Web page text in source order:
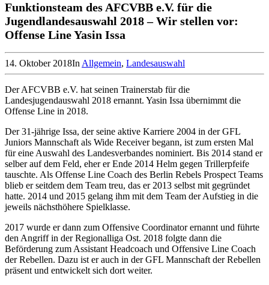
Funktionsteam des AFCVBB e.V. für die
Jugendlandesauswahl 2018 – Wir stellen vor:
Offense Line Yasin Issa
14. Oktober 2018In Allgemein, Landesauswahl
Der AFCVBB e.V. hat seinen Trainerstab für die
Landesjugendauswahl 2018 ernannt. Yasin Issa übernimmt die
Offense Line in 2018.
Der 31-jährige Issa, der seine aktive Karriere 2004 in der GFL
Juniors Mannschaft als Wide Receiver begann, ist zum ersten Mal
für eine Auswahl des Landesverbandes nominiert. Bis 2014 stand er
selber auf dem Feld, eher er Ende 2014 Helm gegen Trillerpfeife
tauschte. Als Offense Line Coach des Berlin Rebels Prospect Teams
blieb er seitdem dem Team treu, das er 2013 selbst mit gegründet
hatte. 2014 und 2015 gelang ihm mit dem Team der Aufstieg in die
jeweils nächsthöhere Spielklasse.
2017 wurde er dann zum Offensive Coordinator ernannt und führte
den Angriff in der Regionalliga Ost. 2018 folgte dann die
Beförderung zum Assistant Headcoach und Offensive Line Coach
der Rebellen. Dazu ist er auch in der GFL Mannschaft der Rebellen
präsent und entwickelt sich dort weiter.